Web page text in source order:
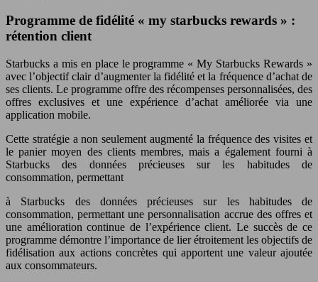
Programme de fidélité « my starbucks rewards » :
rétention client
Starbucks a mis en place le programme « My Starbucks Rewards »
avec l’objectif clair d’augmenter la fidélité et la fréquence d’achat de
ses clients. Le programme offre des récompenses personnalisées, des
offres exclusives et une expérience d’achat améliorée via une
application mobile.
Cette stratégie a non seulement augmenté la fréquence des visites et
le panier moyen des clients membres, mais a également fourni à
Starbucks des données précieuses sur les habitudes de
consommation, permettant
à Starbucks des données précieuses sur les habitudes de
consommation, permettant une personnalisation accrue des offres et
une amélioration continue de l’expérience client. Le succès de ce
programme démontre l’importance de lier étroitement les objectifs de
fidélisation aux actions concrètes qui apportent une valeur ajoutée
aux consommateurs.